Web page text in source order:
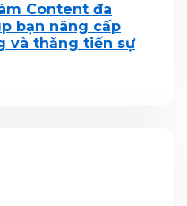
Content đa
bạn nâng cấp
và thăng tiến sự